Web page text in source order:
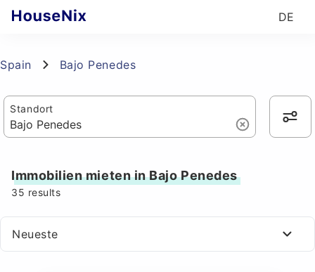
DE
Spain Bajo Penedes
Standort
Immobilien mieten in Bajo Penedes
35 results
Neueste